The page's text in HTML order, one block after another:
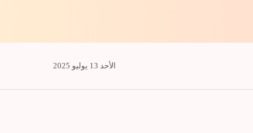
الأحد 13 يوليو 2025